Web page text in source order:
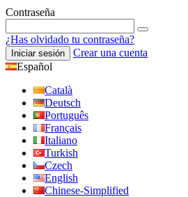
Contraseña
¿Has olvidado tu contraseña?
Iniciar sesión
Crear una cuenta
Español
Català
Deutsch
Português
Français
Italiano
Turkish
Czech
English
Chinese-Simplified